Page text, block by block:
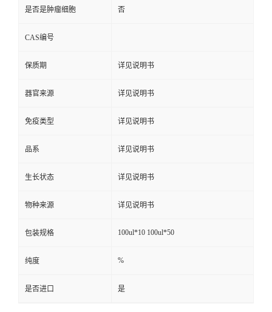
是否是肿瘤细胞 否
CAS编号
保质期 详见说明书
器官来源 详见说明书
免疫类型 详见说明书
品系 详见说明书
生长状态 详见说明书
物种来源 详见说明书
包装规格 100ul*10 100ul*50
纯度 %
是否进口 是